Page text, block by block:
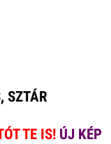
SZTÁR
TE IS! ÚJ KÉP